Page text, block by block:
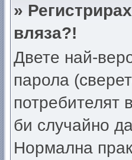
»
вляза?!
Двете най-
парола
потребителят
би случайно
Нормална